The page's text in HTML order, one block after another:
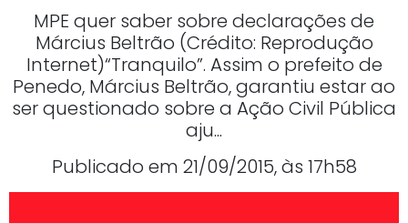
MPE quer saber sobre declarações de
Március Beltrão (Crédito: Reprodução
Internet)“Tranquilo”. Assim o prefeito de
Penedo, Március Beltrão, garantiu estar ao
ser questionado sobre a Ação Civil Pública
aju...
Publicado em 21/09/2015, às 17h58